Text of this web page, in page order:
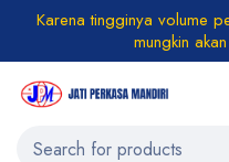
Karena tingginya volume
mungkin